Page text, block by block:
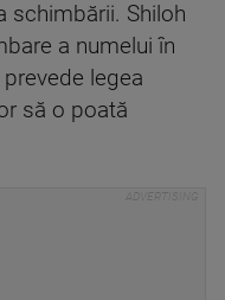
schimbării. Shiloh
a numelui în
legea
să o poată